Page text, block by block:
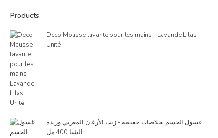
Products
Deco Mousse lavante pour les mains - Lavande Lilas
Unité
غسول الجسم بخلاصات حقيقية - زيت الأرغان المغربي وزبدة
الشيا 400 مل